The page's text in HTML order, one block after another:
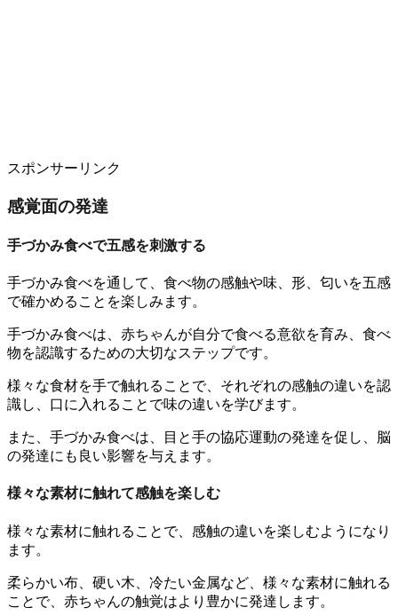
スポンサーリンク
感覚面の発達
手づかみ食べで五感を刺激する
手づかみ食べを通して、食べ物の感触や味、形、匂いを五感
で確かめることを楽しみます。
手づかみ食べは、赤ちゃんが自分で食べる意欲を育み、食べ
物を認識するための大切なステップです。
様々な食材を手で触れることで、それぞれの感触の違いを認
識し、口に入れることで味の違いを学びます。
また、手づかみ食べは、目と手の協応運動の発達を促し、脳
の発達にも良い影響を与えます。
様々な素材に触れて感触を楽しむ
様々な素材に触れることで、感触の違いを楽しむようになり
ます。
柔らかい布、硬い木、冷たい金属など、様々な素材に触れる
ことで、赤ちゃんの触覚はより豊かに発達します。